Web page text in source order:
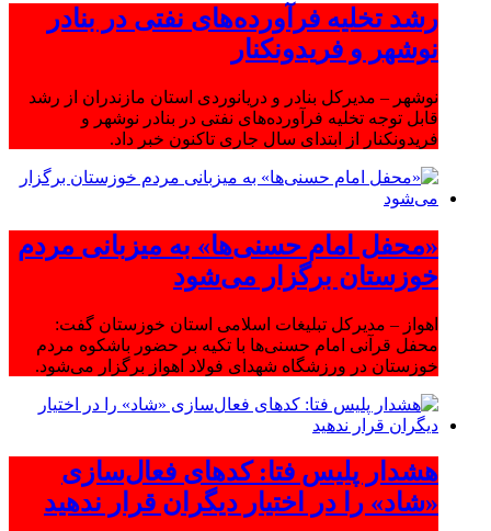
رشد تخلیه فرآورده‌های نفتی در بنادر
نوشهر و فریدونکنار
نوشهر – مدیرکل بنادر و دریانوردی استان مازندران از رشد
قابل توجه تخلیه فرآورده‌های نفتی در بنادر نوشهر و
فریدونکنار از ابتدای سال جاری تاکنون خبر داد.
«محفل امام حسنی‌ها» به میزبانی مردم
خوزستان برگزار می‌شود
اهواز – مدیرکل تبلیغات اسلامی استان خوزستان گفت:
محفل قرآنی امام حسنی‌ها با تکیه بر حضور باشکوه مردم
خوزستان در ورزشگاه شهدای فولاد اهواز برگزار می‌شود.
هشدار پلیس فتا: کدهای فعال‌سازی
«شاد» را در اختیار دیگران قرار ندهید